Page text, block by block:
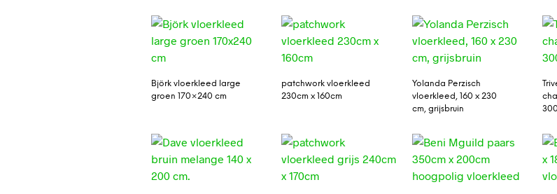
Björk vloerkleed large
groen 170×240 cm
patchwork vloerkleed
230cm x 160cm
Yolanda Perzisch
vloerkleed, 160 x 230
cm, grijsbruin